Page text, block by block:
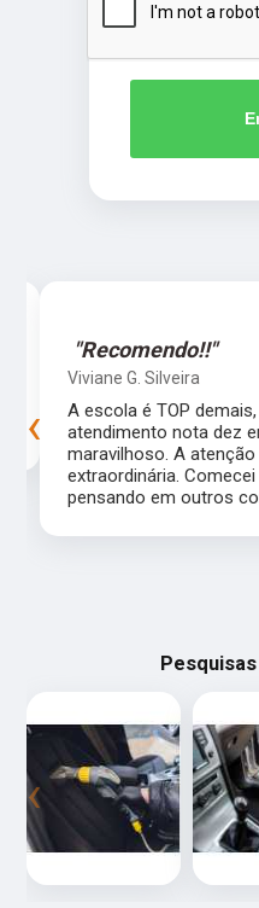
"Recomendo!!"
Viviane G. Silveira
A escola é TOP
atendimento nota dez
maravilhoso. A
extraordinária.
pensando em outros
‹
‹